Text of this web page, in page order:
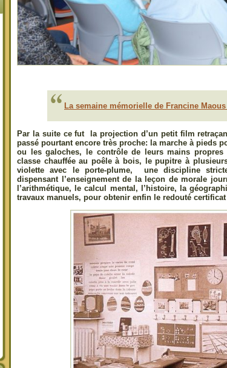
La semaine mémorielle de Francine
Par la suite ce fut la projection d’un petit film
passé pourtant encore très proche: la marche à pieds
ou les galoches, le contrôle de leurs mains
classe chauffée au poêle à bois, le pupitre à
violette avec le porte-plume, une discipline
dispensant l’enseignement de la leçon de morale
l’arithmétique, le calcul mental, l’histoire, la
travaux manuels, pour obtenir enfin le redouté